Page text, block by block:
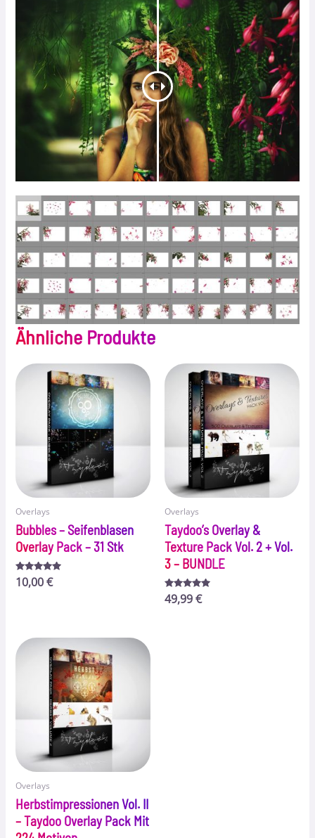
Ähnliche Produkte
Overlays
Bubbles – Seifenblasen
Overlay Pack – 31 Stk
Bewertet
mit
10,00€
Overlays
Taydoo’s Overlay &
Texture Pack Vol. 2 + Vol.
3 – BUNDLE
Bewertet
mit
49,99€
Overlays
Herbstimpressionen Vol. II
– Taydoo Overlay Pack Mit